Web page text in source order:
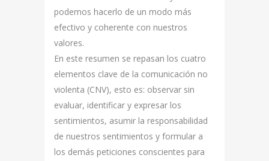
podemos hacerlo de un modo más
efectivo y coherente con nuestros
valores.
En este resumen se repasan los cuatro
elementos clave de la comunicación no
violenta (CNV), esto es: observar sin
evaluar, identificar y expresar los
sentimientos, asumir la responsabilidad
de nuestros sentimientos y formular a
los demás peticiones conscientes para